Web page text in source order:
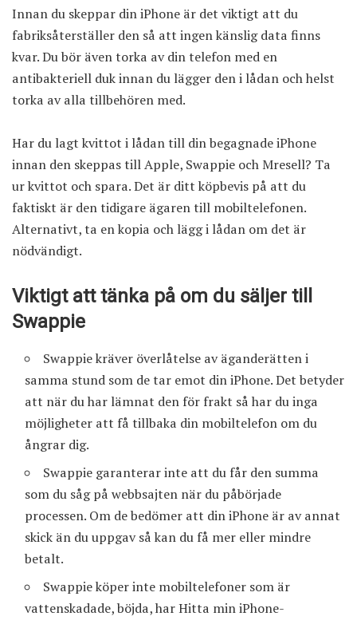
Innan du skeppar din iPhone är det viktigt att du
fabriksåterställer den så att ingen känslig data finns
kvar. Du bör även torka av din telefon med en
antibakteriell duk innan du lägger den i lådan och helst
torka av alla tillbehören med.
Har du lagt kvittot i lådan till din begagnade iPhone
innan den skeppas till Apple, Swappie och Mresell? Ta
ur kvittot och spara. Det är ditt köpbevis på att du
faktiskt är den tidigare ägaren till mobiltelefonen.
Alternativt, ta en kopia och lägg i lådan om det är
nödvändigt.
Viktigt att tänka på om du säljer till
Swappie
Swappie kräver överlåtelse av äganderätten i
samma stund som de tar emot din iPhone. Det betyder
att när du har lämnat den för frakt så har du inga
möjligheter att få tillbaka din mobiltelefon om du
ångrar dig.
Swappie garanterar inte att du får den summa
som du såg på webbsajten när du påbörjade
processen. Om de bedömer att din iPhone är av annat
skick än du uppgav så kan du få mer eller mindre
betalt.
Swappie köper inte mobiltelefoner som är
vattenskadade, böjda, har Hitta min iPhone-